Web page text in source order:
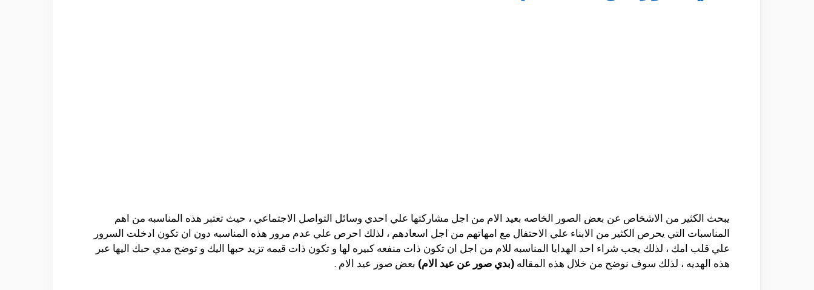
يبحث الكثير من الاشخاص عن بعض الصور الخاصه بعيد الام من اجل مشاركتها علي احدي وسائل التواصل الاجتماعي ، حيث تعتبر هذه المناسبه من اهم
المناسبات التي يحرص الكثير من الابناء علي الاحتفال مع امهاتهم من اجل اسعادهم ، لذلك احرص علي عدم مرور هذه المناسبه دون ان تكون ادخلت السرور
علي قلب امك ، لذلك يجب شراء احد الهدايا المناسبه للام من اجل ان تكون ذات منفعه كبيره لها و تكون ذات قيمه تزيد حبها اليك و توضح مدي حبك اليها عبر
هذه الهديه ، لذلك سوف نوضح من خلال هذه المقاله (بدي صور عن عيد الام) بعض صور عيد الام .